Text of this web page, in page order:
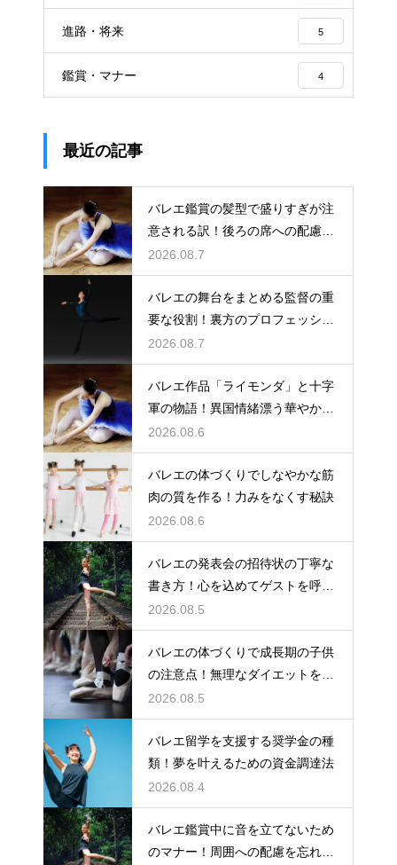
進路・将来 5
鑑賞・マナー 4
最近の記事
バレエ鑑賞の髪型で盛りすぎが注
意される訳！後ろの席への配慮と
は
2026.08.7
バレエの舞台をまとめる監督の重
要な役割！裏方のプロフェッショ
ナル
2026.08.7
バレエ作品「ライモンダ」と十字
軍の物語！異国情緒漂う華やかな
踊りを堪能
2026.08.6
バレエの体づくりでしなやかな筋
肉の質を作る！力みをなくす秘訣
2026.08.6
バレエの発表会の招待状の丁寧な
書き方！心を込めてゲストを呼ぶ
コツ
2026.08.5
バレエの体づくりで成長期の子供
の注意点！無理なダイエットを防
ぎ健康に
2026.08.5
バレエ留学を支援する奨学金の種
類！夢を叶えるための資金調達法
2026.08.4
バレエ鑑賞中に音を立てないため
のマナー！周囲への配慮を忘れず